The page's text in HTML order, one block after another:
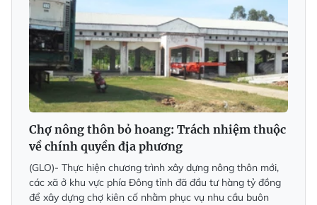
Chợ nông thôn bỏ hoang: Trách nhiệm thuộc
về chính quyền địa phương
(GLO)- Thực hiện chương trình xây dựng nông thôn mới,
các xã ở khu vực phía Ðông tỉnh đã đầu tư hàng tỷ đồng
để xây dựng chợ kiên cố nhằm phục vụ nhu cầu buôn